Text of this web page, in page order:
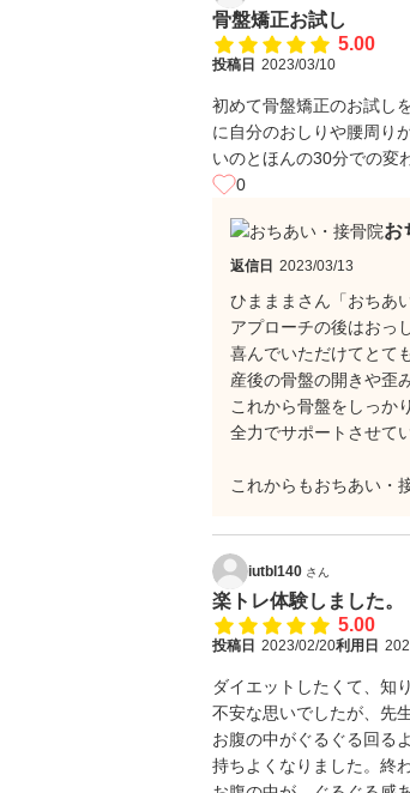
骨盤矯正お試し
5.00
投稿日 2023/03/10
初めて骨盤矯正のお試し
に自分のおしりや腰周り
いのとほんの30分での変
0
お
返信日 2023/03/13
ひまままさん「おちあ
アプローチの後はおっ
喜んでいただけてとて
産後の骨盤の開きや歪
これから骨盤をしっか
全力でサポートさせて
これからもおちあい・
iutbl140 さん
楽トレ体験しました。
5.00
投稿日 2023/02/20利用日
ダイエットしたくて、知
不安な思いでしたが、先
お腹の中がぐるぐる回る
持ちよくなりました。終